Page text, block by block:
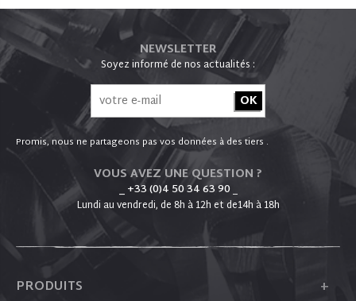
NEWSLETTER
Soyez informé de nos actualités :
Promis, nous ne partageons pas vos données à des tiers .
VOUS AVEZ UNE QUESTION ?
_ +33 (0)4 50 34 63 90_
Lundi au vendredi, de 8h à 12h et de14h à 18h
PRODUITS +